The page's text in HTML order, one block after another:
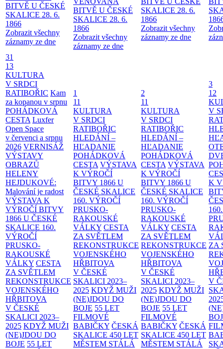
BITVĚ U ČESKÉ
SKALICE 28. 6.
1866
Zobrazit všechny
záznamy ze dne
BITVĚ U ČESKÉ
SKALICE 28. 6.
1866
Zobrazit všechny
záznamy ze dne
SKALICE 28. 6.
1866
Zobrazit všechny
záznamy ze dne
31
13
KULTURA
V SRDCI
RATIBOŘIC Kam
za kopanou v srpnu
POHÁDKOVÁ
CESTA Luxfer
Open Space
v červenci a srpnu
2026 VERNISÁŽ
VÝSTAVY
OBRAZŮ
HELENY
HEJDUKOVÉ:
Malování je radost
VÝSTAVA K
VÝROČÍ BITVY
1866 U ČESKÉ
SKALICE 160.
VÝROČÍ
PRUSKO-
RAKOUSKÉ
VÁLKY CESTA
ZA SVĚTLEM
REKONSTRUKCE
VOJENSKÉHO
HŘBITOVA
V ČESKÉ
SKALICI 2023–
2025 KDYŽ MUŽI
(NE)JDOU DO
BOJE 55 LET
1
11
KULTURA
V SRDCI
RATIBOŘIC
HLEDÁNÍ –
HĽADANIE
POHÁDKOVÁ
CESTA VÝSTAVA
K VÝROČÍ
BITVY 1866 U
ČESKÉ SKALICE
160. VÝROČÍ
PRUSKO-
RAKOUSKÉ
VÁLKY CESTA
ZA SVĚTLEM
REKONSTRUKCE
VOJENSKÉHO
HŘBITOVA
V ČESKÉ
SKALICI 2023–
2025 KDYŽ MUŽI
(NE)JDOU DO
BOJE 55 LET
FILMOVÉ
BABIČKY ČESKÁ
SKALICE 450 LET
MĚSTEM STÁLÁ
2
11
KULTURA
V SRDCI
RATIBOŘIC
HLEDÁNÍ –
HĽADANIE
POHÁDKOVÁ
CESTA VÝSTAVA
K VÝROČÍ
BITVY 1866 U
ČESKÉ SKALICE
160. VÝROČÍ
PRUSKO-
RAKOUSKÉ
VÁLKY CESTA
ZA SVĚTLEM
REKONSTRUKCE
VOJENSKÉHO
HŘBITOVA
V ČESKÉ
SKALICI 2023–
2025 KDYŽ MUŽI
(NE)JDOU DO
BOJE 55 LET
FILMOVÉ
BABIČKY ČESKÁ
SKALICE 450 LET
MĚSTEM STÁLÁ
3
12
V
K
ZA
V